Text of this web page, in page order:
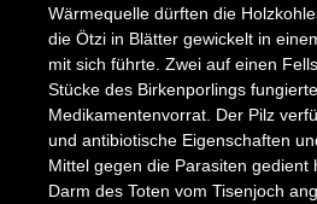
Wärmequelle dürften die
die Ötzi in Blätter gewickelt in
mit sich führte. Zwei auf einen
Stücke des Birkenporlings
Medikamentenvorrat. Der Pilz
und antibiotische Eigenschaften
Mittel gegen die Parasiten gedient
Darm des Toten vom Tisenjoch